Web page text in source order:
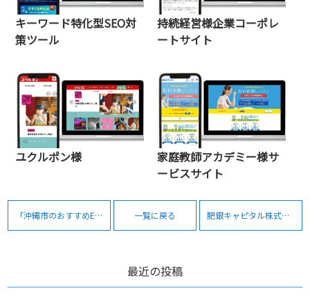
最近の投稿
キーワード特化型SEO対
策ツール
持続経営様企業コーポレ
ートサイト
ユクルポン様
家庭教師アカデミー様サ
ービスサイト
「沖縄市のおすすめEC制作会社5選」に選出頂きました。 一覧に戻る 肥銀キャピタル株式会社様